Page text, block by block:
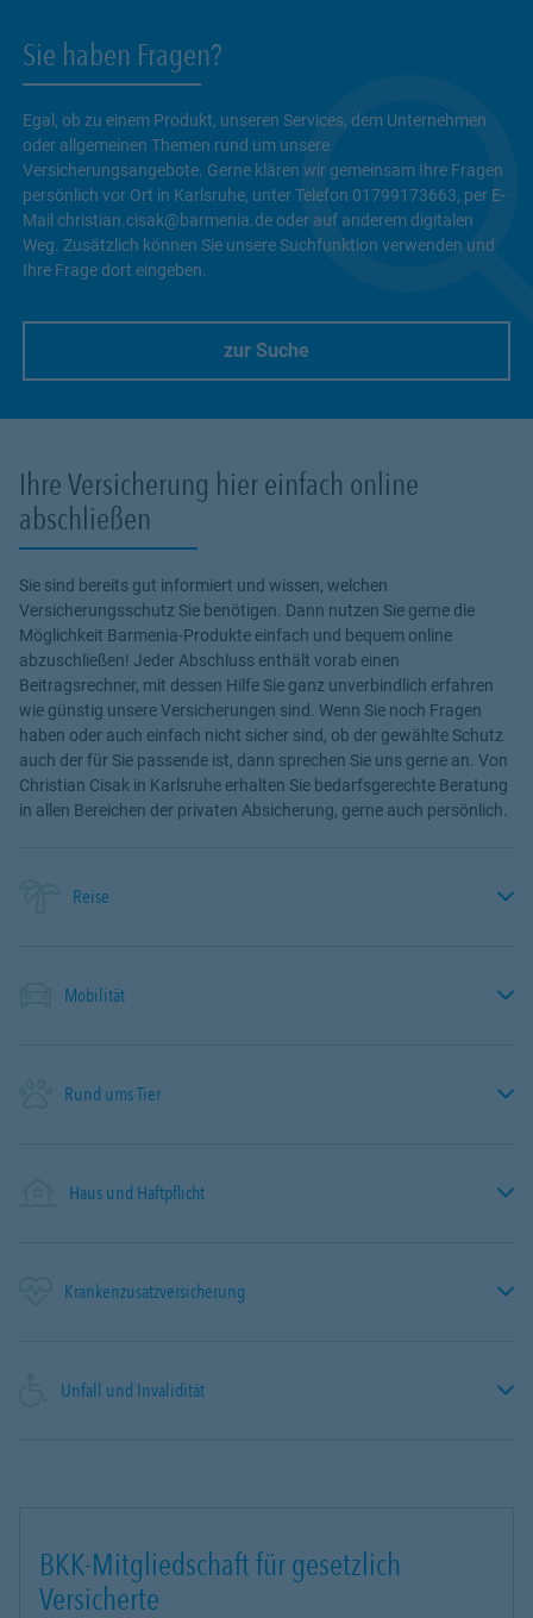
Sie haben Fragen?
Egal, ob zu einem Produkt, unseren Services, dem Unternehmen
oder allgemeinen Themen rund um unsere
Versicherungsangebote. Gerne klären wir gemeinsam Ihre Fragen
persönlich vor Ort in Karlsruhe, unter Telefon 01799173663, per E-
Mail christian.cisak@barmenia.de oder auf anderem digitalen
Weg. Zusätzlich können Sie unsere Suchfunktion verwenden und
Ihre Frage dort eingeben.
zur Suche
Ihre Versicherung hier einfach online
abschließen
Sie sind bereits gut informiert und wissen, welchen
Versicherungsschutz Sie benötigen. Dann nutzen Sie gerne die
Möglichkeit Barmenia-Produkte einfach und bequem online
abzuschließen! Jeder Abschluss enthält vorab einen
Beitragsrechner, mit dessen Hilfe Sie ganz unverbindlich erfahren
wie günstig unsere Versicherungen sind. Wenn Sie noch Fragen
haben oder auch einfach nicht sicher sind, ob der gewählte Schutz
auch der für Sie passende ist, dann sprechen Sie uns gerne an. Von
Christian Cisak in Karlsruhe erhalten Sie bedarfsgerechte Beratung
in allen Bereichen der privaten Absicherung, gerne auch persönlich.
Reise
Mobilität
Rund ums Tier
Haus und Haftpflicht
Krankenzusatzversicherung
Unfall und Invalidität
BKK-Mitgliedschaft für gesetzlich
Versicherte